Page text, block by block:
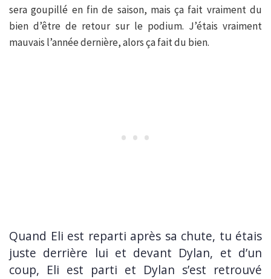
sera goupillé en fin de saison, mais ça fait vraiment du
bien d’être de retour sur le podium. J’étais vraiment
mauvais l’année dernière, alors ça fait du bien.
Quand Eli est reparti après sa chute, tu étais
juste derrière lui et devant Dylan, et d’un
coup, Eli est parti et Dylan s’est retrouvé